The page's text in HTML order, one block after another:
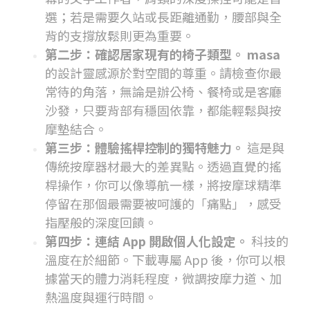
選；若是需要久站或長距離通勤，腰部與全
背的支撐放鬆則更為重要。
第二步：確認居家現有的椅子類型。 masa
的設計靈感源於對空間的尊重。請檢查你最
常待的角落，無論是辦公椅、餐椅或是客廳
沙發，只要背部有穩固依靠，都能輕鬆與按
摩墊結合。
第三步：體驗搖桿控制的獨特魅力。 這是與
傳統按摩器材最大的差異點。透過直覺的搖
桿操作，你可以像導航一樣，將按摩球精準
停留在那個最需要被呵護的「痛點」，感受
指壓般的深度回饋。
第四步：連結 App 開啟個人化設定。 科技的
溫度在於細節。下載專屬App後，你可以根
據當天的體力消耗程度，微調按摩力道、加
熱溫度與運行時間。